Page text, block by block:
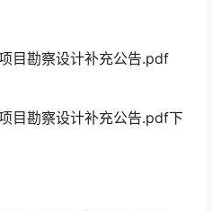
目勘察设计补充公告.pdf
目勘察设计补充公告.pdf下